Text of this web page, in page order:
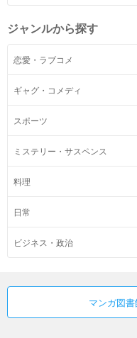
ジャンルから探す
恋愛・ラブコメ
ギャグ・コメディ
スポーツ
ミステリー・サスペンス
料理
日常
ビジネス・政治
マンガ図